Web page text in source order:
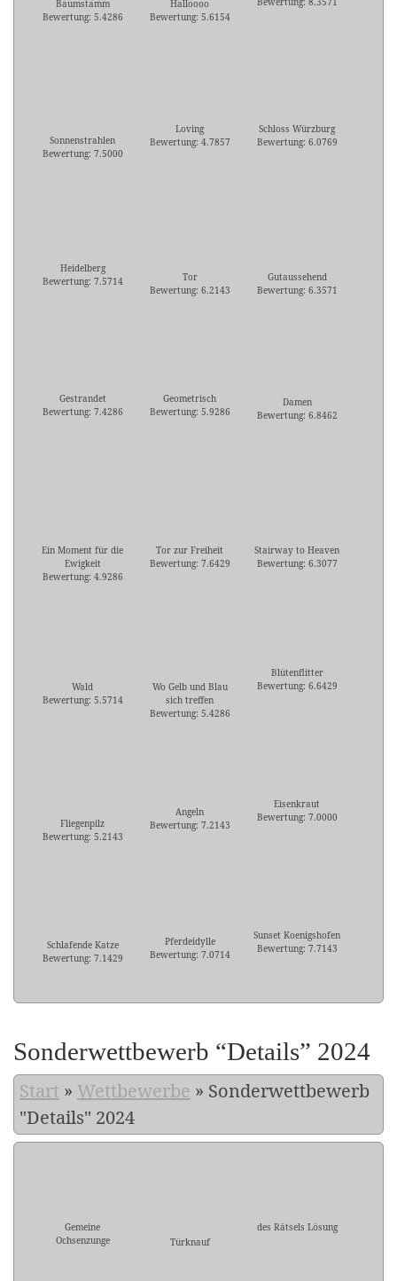
Baumstamm
Bewertung: 5.4286
Halloooo
Bewertung: 5.6154
Sonnenstrahlen
Bewertung: 7.5000
Loving
Bewertung: 4.7857
Schloss Würzburg
Bewertung: 6.0769
Heidelberg
Bewertung: 7.5714
Tor
Bewertung: 6.2143
Gutaussehend
Bewertung: 6.3571
Gestrandet
Bewertung: 7.4286
Geometrisch
Bewertung: 5.9286
Damen
Bewertung: 6.8462
Ein Moment für die
Ewigkeit
Bewertung: 4.9286
Tor zur Freiheit
Bewertung: 7.6429
Stairway to Heaven
Bewertung: 6.3077
Wald
Bewertung: 5.5714
Wo Gelb und Blau
sich treffen
Bewertung: 5.4286
Blütenflitter
Bewertung: 6.6429
Fliegenpilz
Bewertung: 5.2143
Angeln
Bewertung: 7.2143
Eisenkraut
Bewertung: 7.0000
Schlafende Katze
Bewertung: 7.1429
Pferdeidylle
Bewertung: 7.0714
Sunset Koenigshofen
Bewertung: 7.7143
Sonderwettbewerb “Details” 2024
Start » Wettbewerbe » Sonderwettbewerb
"Details" 2024
Gemeine
Ochsenzunge
Türknauf
des Rätsels Lösung